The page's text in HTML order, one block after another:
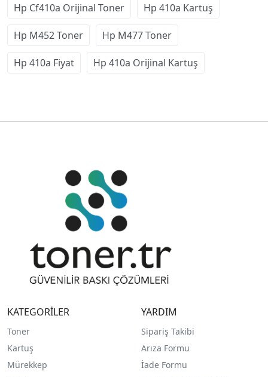
Hp Cf410a Orijinal Toner Hp 410a Kartuş
Hp M452 Toner Hp M477 Toner
Hp 410a Fiyat Hp 410a Orijinal Kartuş
KATEGORİLER
Toner
Kartuş
Mürekkep
YARDIM
Sipariş Takibi
Arıza Formu
İade Formu